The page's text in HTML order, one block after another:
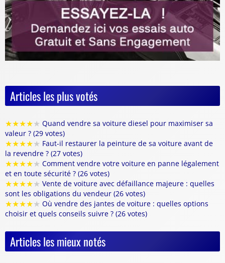
Articles les plus votés
★★★★★ Quand vendre sa voiture diesel pour maximiser sa
valeur ? (29 votes)
★★★★★ Faut-il restaurer la peinture de sa voiture avant de
la revendre ? (27 votes)
★★★★★ Comment vendre votre voiture en panne légalement
et en toute sécurité ? (26 votes)
★★★★★ Vente de voiture avec défaillance majeure : quelles
sont les obligations du vendeur (26 votes)
★★★★★ Où vendre des jantes de voiture : quelles options
choisir et quels conseils suivre ? (26 votes)
Articles les mieux notés